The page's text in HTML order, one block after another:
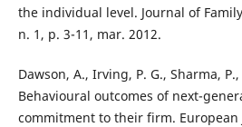
the individual level. Journal of
n. 1, p. 3-11, mar. 2012.
Dawson, A., Irving, P. G., Sharma,
Behavioural outcomes of next-
commitment to their firm. European